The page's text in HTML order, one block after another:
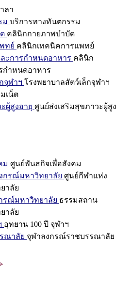
ลา
ม บริการทางทันตกรรม
คลินิกกายภาพบำบัด
ทย์ คลินิกเทคนิคการแพทย์
ะการกำหนดอาหาร คลินิก
กำหนดอาหาร
จุฬาฯ โรงพยาบาลสัตว์เล็กจุฬาฯ
เน็ต
ผู้สูงอายุ ศูนย์ส่งเสริมสุขภาวะผู้สูง
ม ศูนย์พันธกิจเพื่อสังคม
กรณ์มหาวิทยาลัย ศูนย์กีฬาแห่ง
าลัย
รณ์มหาวิทยาลัย ธรรมสถาน
าลัย
อุทยาน 100 ปี จุฬาฯ
ณาลัย จุฬาลงกรณ์ราชบรรณาลัย